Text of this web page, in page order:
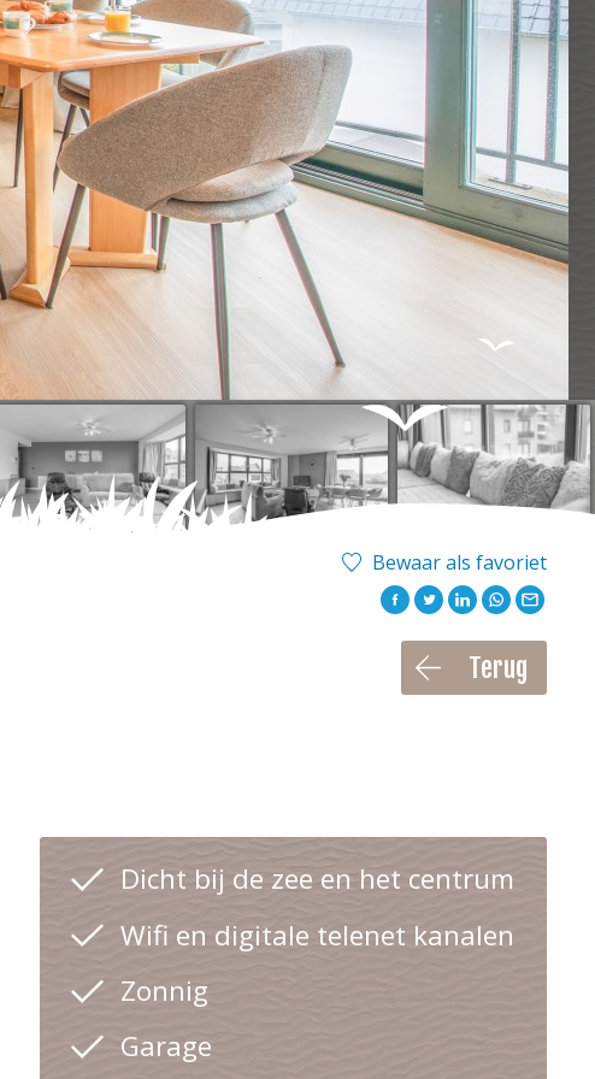
Bewaar als favoriet
Terug
Dicht bij de zee en het centrum
Wifi en digitale telenet kanalen
Zonnig
Garage